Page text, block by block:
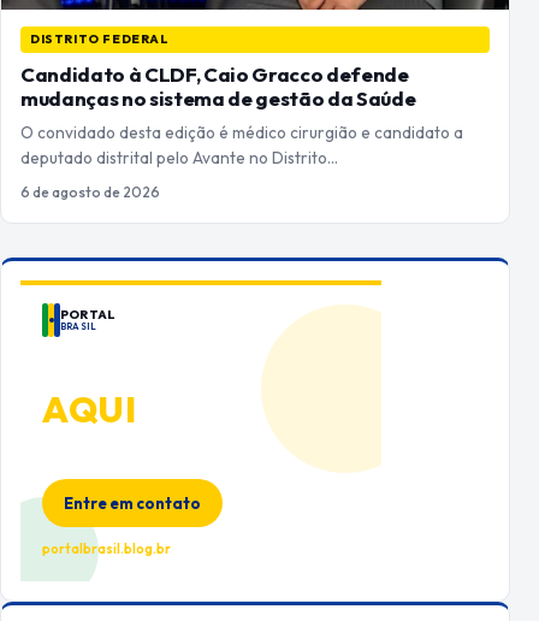
DISTRITO FEDERAL
Candidato à CLDF, Caio Gracco defende
mudanças no sistema de gestão da Saúde
O convidado desta edição é médico cirurgião e candidato a
deputado distrital pelo Avante no Distrito…
6 de agosto de 2026
PORTAL
BRASIL
AQUI
Entre em contato
portalbrasil.blog.br